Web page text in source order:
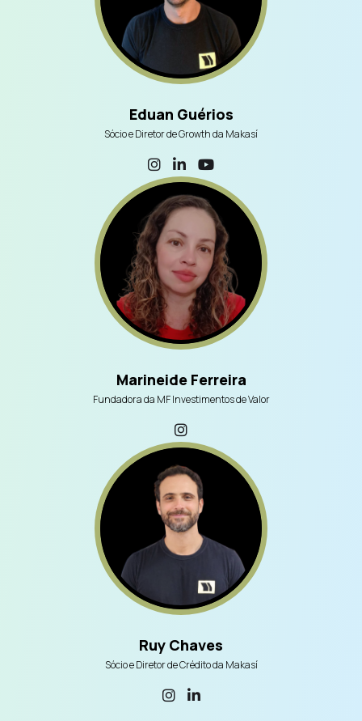
Eduan Guérios
Sócio e Diretor de Growth da Makasí
Marineide Ferreira
Fundadora da MF Investimentos de Valor
Ruy Chaves
Sócio e Diretor de Crédito da Makasí